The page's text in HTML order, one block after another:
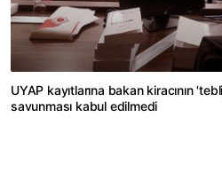
UYAP kayıtlarına bakan kiracının
savunması kabul edilmedi